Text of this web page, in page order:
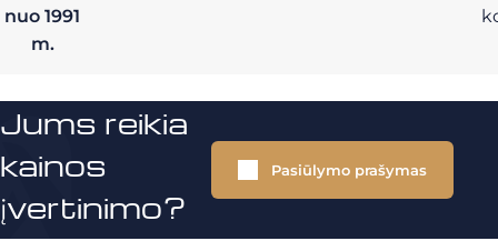
nuo 1991
m.
Jums reikia
kainos
įvertinimo?
Pasiūlymo prašymas